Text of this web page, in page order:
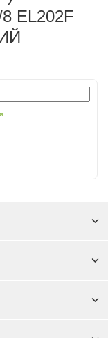
EL202F